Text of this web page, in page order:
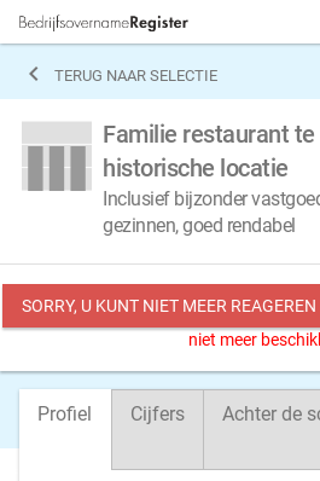
 TERUG NAAR SELECTIE
Familie restaurant te
historische locatie
Inclusief bijzonder
gezinnen, goed rendabel
SORRY, U KUNT NIET MEER REAGEREN
niet meer
Profiel Cijfers Achter de